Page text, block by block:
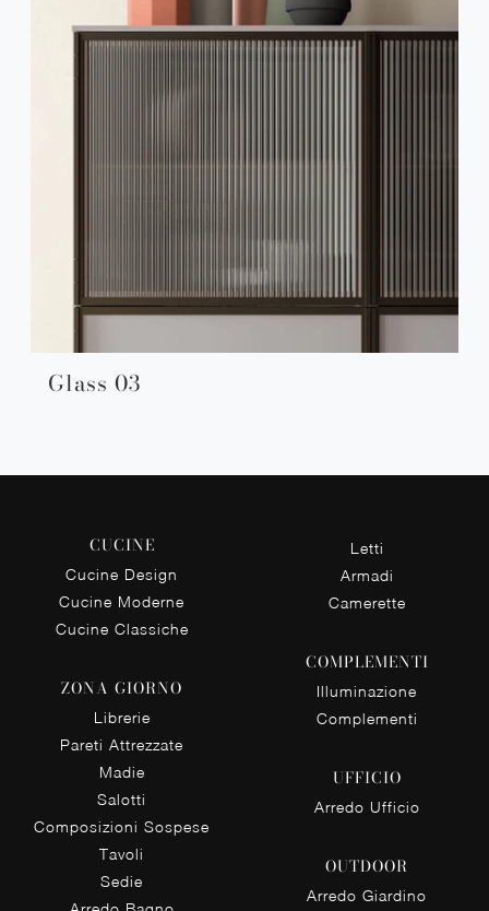
Glass 03
CUCINE
Cucine Design
Cucine Moderne
Cucine Classiche
ZONA GIORNO
Librerie
Pareti Attrezzate
Madie
Salotti
Composizioni Sospese
Tavoli
Sedie
Letti
Armadi
Camerette
COMPLEMENTI
Illuminazione
Complementi
UFFICIO
Arredo Ufficio
OUTDOOR
Arredo Giardino